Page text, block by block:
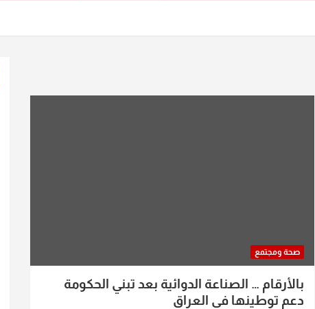
صحة ومجتمع
‏بالأرقام … الصناعة الدوائية بعد تبني الحكومة
دعم توطينها في العراق‏